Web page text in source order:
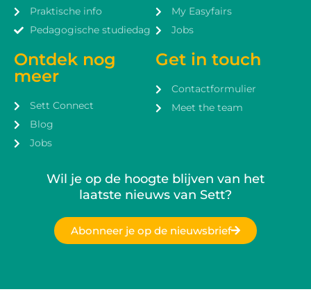
Praktische info
Pedagogische studiedag
Ontdek nog
meer
Sett Connect
Blog
Jobs
My Easyfairs
Jobs
Get in touch
Contactformulier
Meet the team
Wil je op de hoogte blijven van het
laatste nieuws van Sett?
Abonneer je op de nieuwsbrief